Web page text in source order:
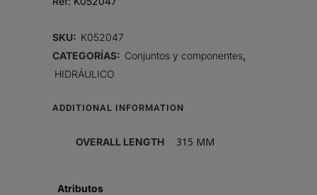
SKU: K052047
CATEGORÍAS: Conjuntos y componentes
HIDRÁULICO
ADDITIONAL INFORMATION
OVERALL LENGTH 315 MM
Atributos